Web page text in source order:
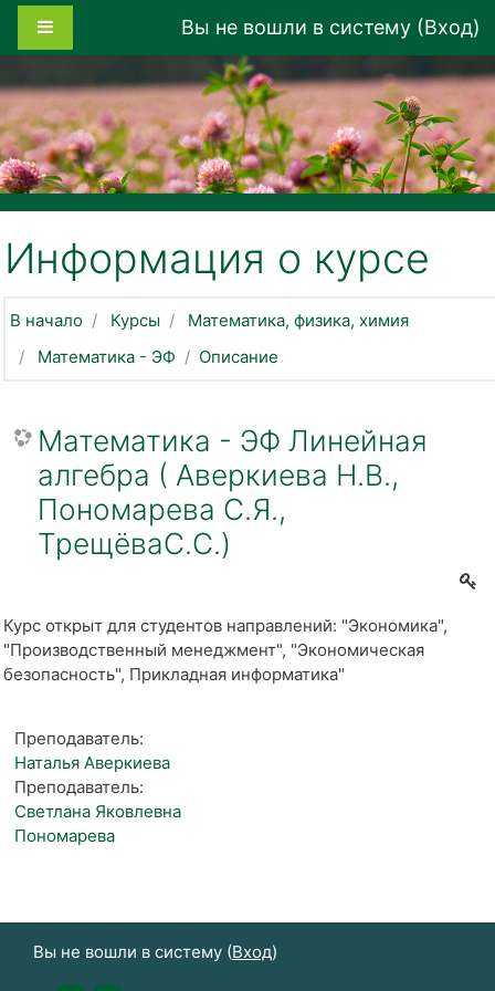
Перейти к основному содержанию
Вы не вошли в систему (Вход)
Информация о курсе
В начало Курсы
Математика, физика, химия
Математика - ЭФ
Описание
Математика - ЭФ Линейная
алгебра ( Аверкиева Н.В.,
Пономарева С.Я.,
ТрещёваС.С.)
Курс открыт для студентов направлений: "Экономика",
"Производственный менеджмент", "Экономическая
безопасность", Прикладная информатика"
Преподаватель:
Наталья Аверкиева
Преподаватель:
Светлана Яковлевна
Пономарева
Вы не вошли в систему (Вход)